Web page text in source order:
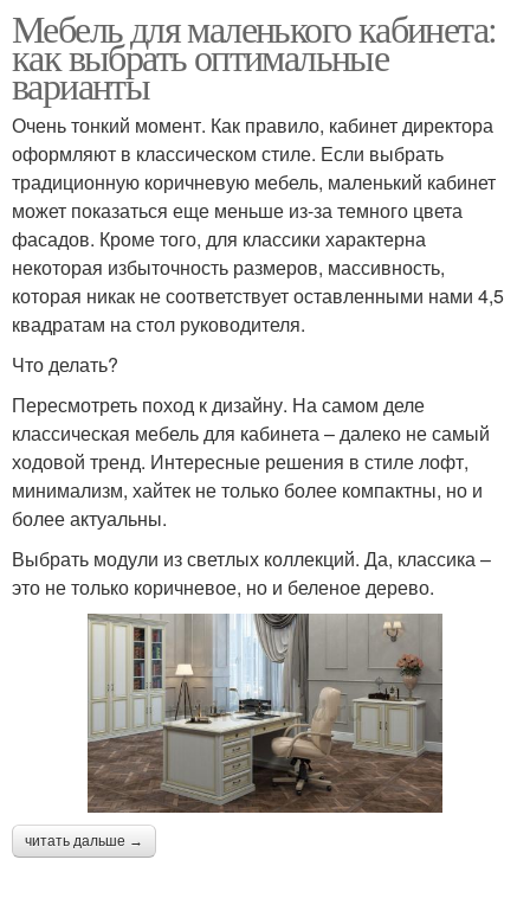
Мебель для маленького кабинета:
как выбрать оптимальные
варианты
Очень тонкий момент. Как правило, кабинет директора
оформляют в классическом стиле. Если выбрать
традиционную коричневую мебель, маленький кабинет
может показаться еще меньше из-за темного цвета
фасадов. Кроме того, для классики характерна
некоторая избыточность размеров, массивность,
которая никак не соответствует оставленными нами 4,5
квадратам на стол руководителя.
Что делать?
Пересмотреть поход к дизайну. На самом деле
классическая мебель для кабинета – далеко не самый
ходовой тренд. Интересные решения в стиле лофт,
минимализм, хайтек не только более компактны, но и
более актуальны.
Выбрать модули из светлых коллекций. Да, классика –
это не только коричневое, но и беленое дерево.
читать дальше →